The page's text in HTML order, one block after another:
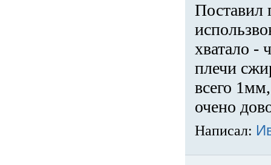
Поставил
хватало -
плечи
всего
очено
Написал: